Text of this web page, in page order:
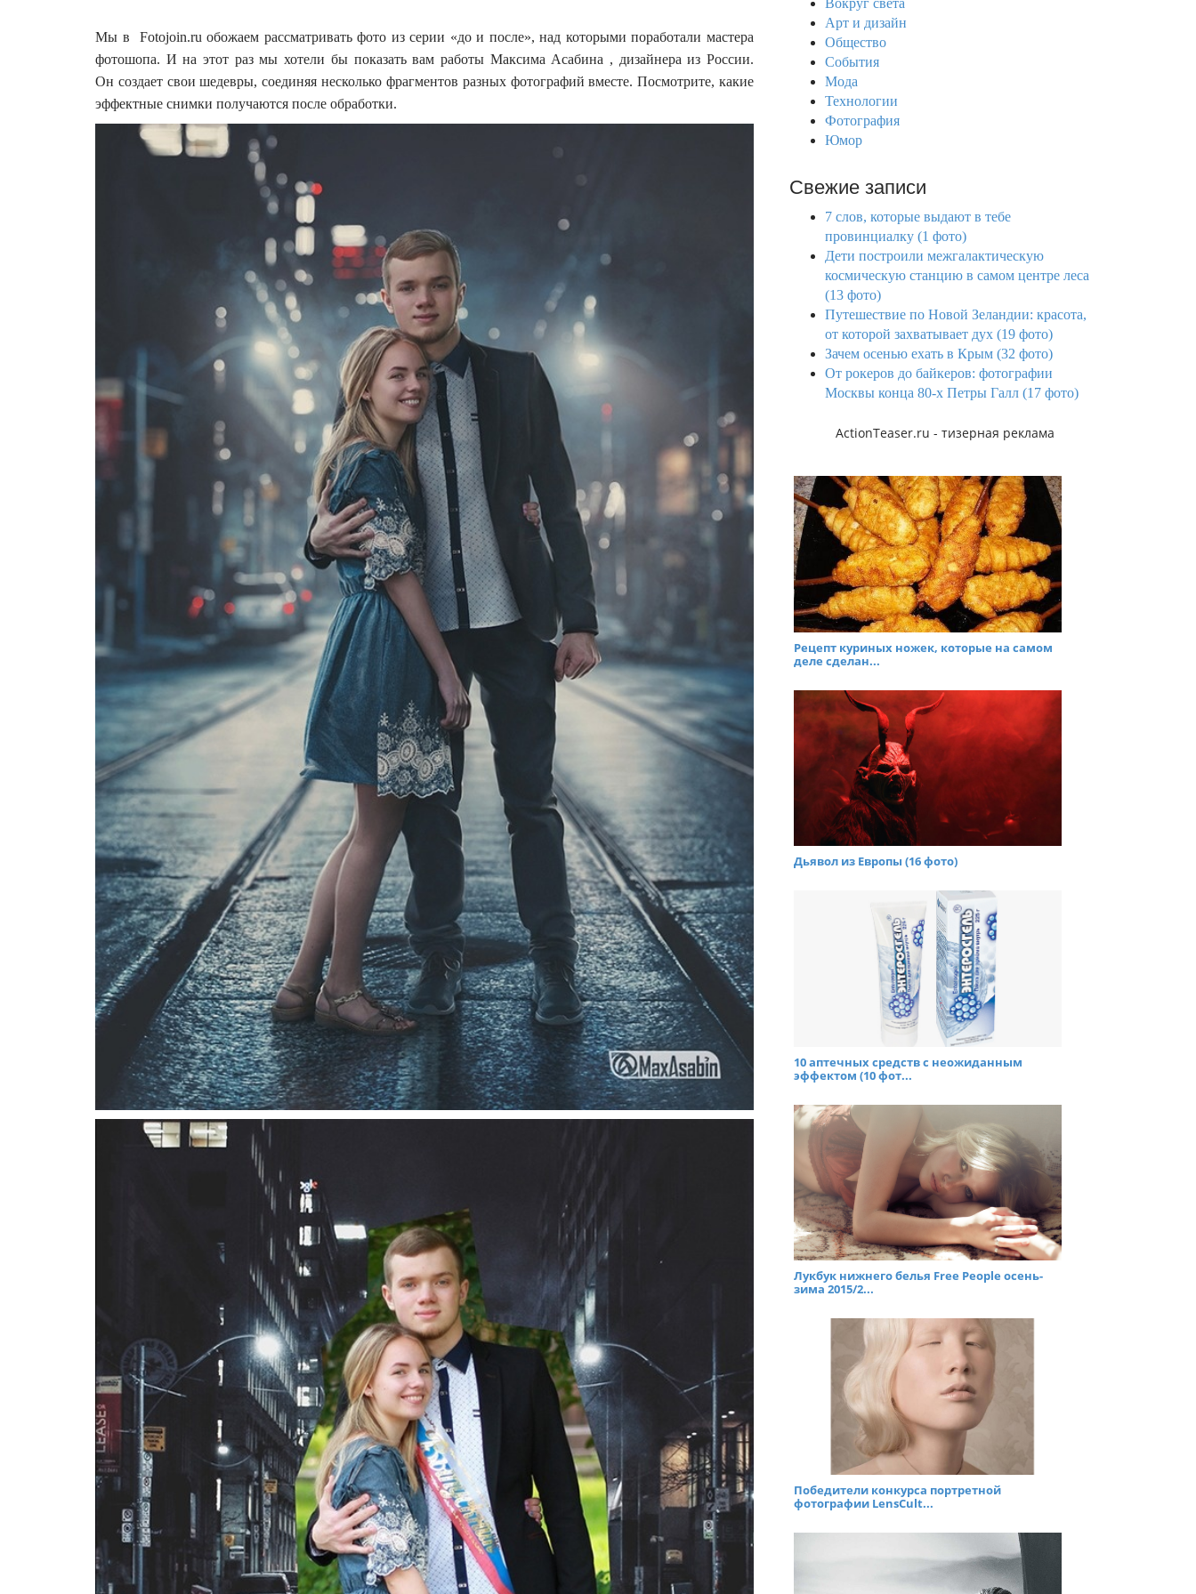
Мы в Fotojoin.ru обожаем рассматривать фото из серии «до и после», над которыми поработали мастера
фотошопа. И на этот раз мы хотели бы показать вам работы Максима Асабина , дизайнера из России.
Он создает свои шедевры, соединяя несколько фрагментов разных фотографий вместе. Посмотрите, какие
эффектные снимки получаются после обработки.
Вокруг света
Арт и дизайн
Общество
События
Мода
Технологии
Фотография
Юмор
Свежие записи
7 слов, которые выдают в тебе
провинциалку (1 фото)
Дети построили межгалактическую
космическую станцию в самом центре леса
(13 фото)
Путешествие по Новой Зеландии: красота,
от которой захватывает дух (19 фото)
Зачем осенью ехать в Крым (32 фото)
От рокеров до байкеров: фотографии
Москвы конца 80-х Петры Галл (17 фото)
ActionTeaser.ru - тизерная реклама
Рецепт куриных ножек, которые на самом
деле сделан...
Дьявол из Европы (16 фото)
10 аптечных средств с неожиданным
эффектом (10 фот...
Лукбук нижнего белья Free People осень-
зима 2015/2...
Победители конкурса портретной
фотографии LensCult...